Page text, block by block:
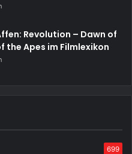
Revolution – Dawn of
the Apes im Filmlexikon
699